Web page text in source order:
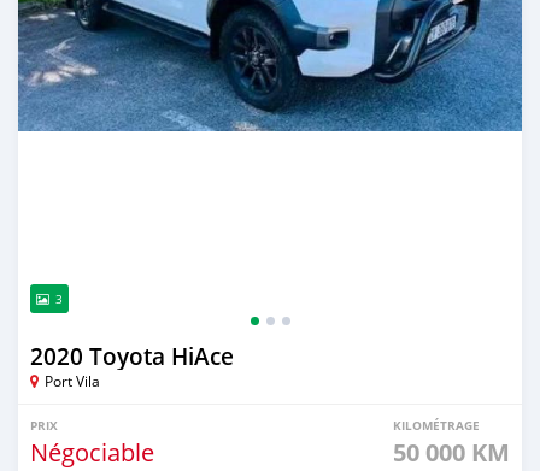
3
2020 Toyota HiAce
Port Vila
PRIX
Négociable
KILOMÉTRAGE
50 000 KM